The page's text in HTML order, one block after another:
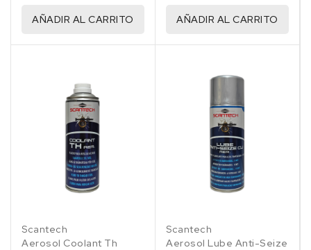
alternadores, motores
AÑADIR AL CARRITO
circuitos eléctricos.
AÑADIR AL CARRITO
Scantech
Aerosol Coolant Th
Scantech
Aerosol Lube Anti-Seize